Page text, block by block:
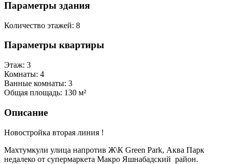
Параметры здания
Количество этажей: 8
Параметры квартиры
Этаж: 3
Комнаты: 4
Ванные комнаты: 3
Общая площадь: 130 м²
Описание
Новостройка вторая линия !
Махтумкули улица напротив Ж\К Green Park, Аква Парк
недалеко от супермаркета Макро Яшнабадский район.